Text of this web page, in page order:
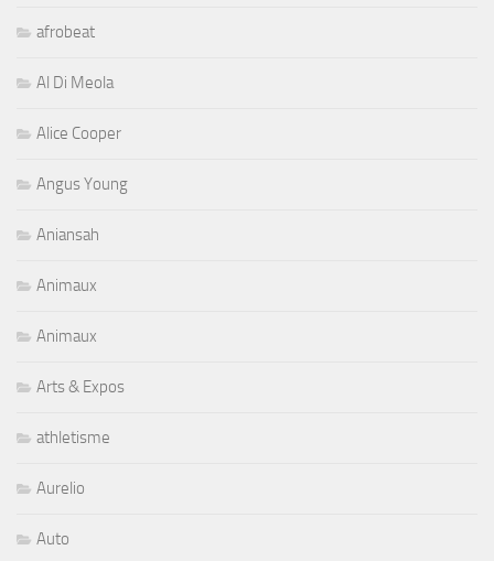
afrobeat
Al Di Meola
Alice Cooper
Angus Young
Aniansah
Animaux
Animaux
Arts & Expos
athletisme
Aurelio
Auto